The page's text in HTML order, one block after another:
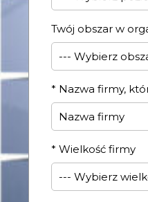
Twój obszar w
* Nazwa firmy,
* Wielkość firmy